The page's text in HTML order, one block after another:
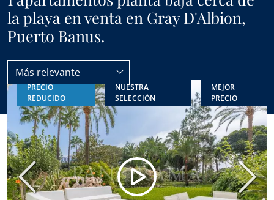
la playa en venta en Gray D'Albion,
Puerto Banus.
Apartamentos planta baja Cerca de la playa
Más relevante
PRECIO
REDUCIDO
NUESTRA
SELECCIÓN
MEJOR
PRECIO
Anterior